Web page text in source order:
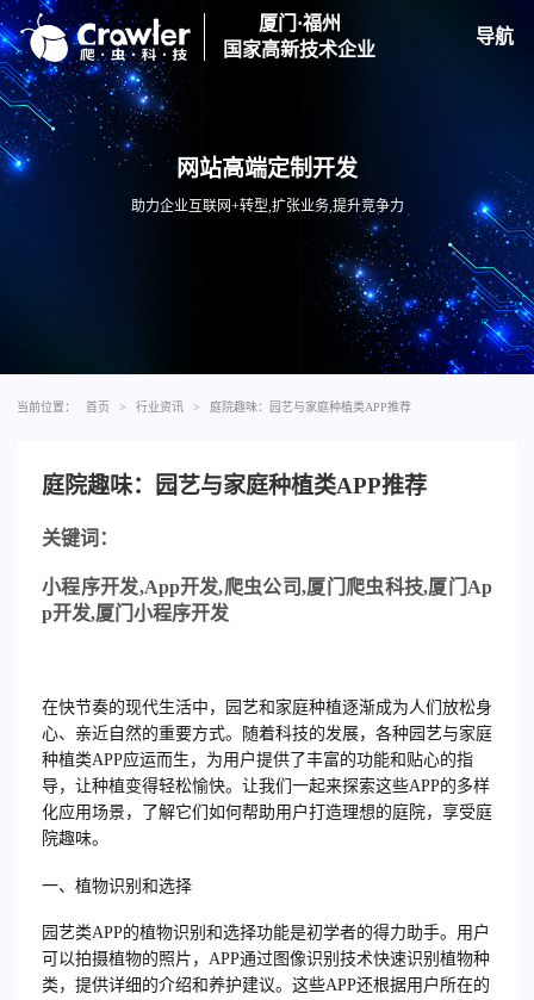
厦门·福州
国家高新技术企业
导航
网站高端定制开发
助力企业互联网+转型,扩张业务,提升竞争力
当前位置： 首页 > 行业资讯 > 庭院趣味：园艺与家庭种植类APP推荐
庭院趣味：园艺与家庭种植类APP推荐
关键词：
小程序开发,App开发,爬虫公司,厦门爬虫科技,厦门 Ap
p开发,厦门小程序开发
在快节奏的现代生活中，园艺和家庭种植逐渐成为人们放松身
心、亲近自然的重要方式。随着科技的发展，各种园艺与家庭
种植类APP应运而生，为用户提供了丰富的功能和贴心的指
导，让种植变得轻松愉快。让我们一起来探索这些APP的多样
化应用场景，了解它们如何帮助用户打造理想的庭院，享受庭
院趣味。
一、植物识别和选择
园艺类APP的植物识别和选择功能是初学者的得力助手。用户
可以拍摄植物的照片，APP通过图像识别技术快速识别植物种
类，提供详细的介绍和养护建议。这些APP还根据用户所在的